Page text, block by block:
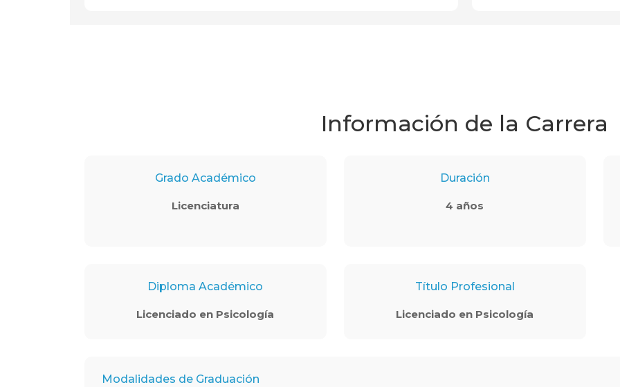
Información de la Carrera
Grado Académico
Licenciatura
Duración
4 años
Diploma Académico
Licenciado en Psicología
Título Profesional
Licenciado en Psicología
Modalidades de Graduación